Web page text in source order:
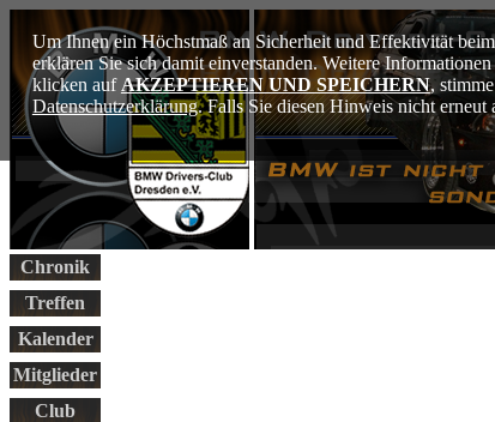
Um Ihnen ein Höchstmaß an Sicherheit und Effektivität
erklären Sie sich damit einverstanden. Weitere
klicken auf AKZEPTIEREN UND SPEICHERN,
Datenschutzerklärung. Falls Sie diesen Hinweis nicht
Chronik
Treffen
Kalender
Mitglieder
Club